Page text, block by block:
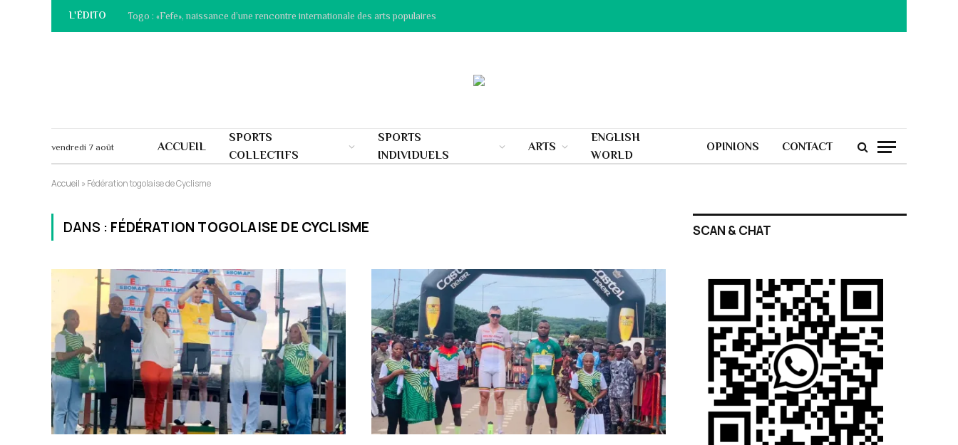
L'ÉDITO Togo : «Fefe», naissance d’une rencontre internationale des arts populaires
vendredi 7 août ACCUEIL
SPORTS
COLLECTIFS
SPORTS
INDIVIDUELS
ARTS
ENGLISH
WORLD
OPINIONS CONTACT
Accueil »Fédération togolaise de Cyclisme
DANS : FÉDÉRATION TOGOLAISE DE CYCLISME SCAN & CHAT